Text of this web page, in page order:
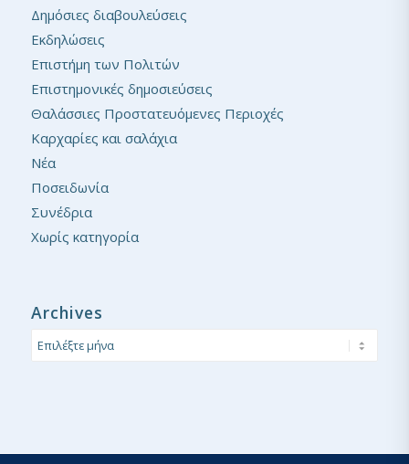
Δημόσιες διαβουλεύσεις
Εκδηλώσεις
Επιστήμη των Πολιτών
Επιστημονικές δημοσιεύσεις
Θαλάσσιες Προστατευόμενες Περιοχές
Καρχαρίες και σαλάχια
Νέα
Ποσειδωνία
Συνέδρια
Χωρίς κατηγορία
Archives